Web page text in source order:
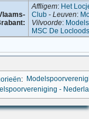
Affligem: Het
Club -Leuven:
Vilvoorde:
MSC De
:
-